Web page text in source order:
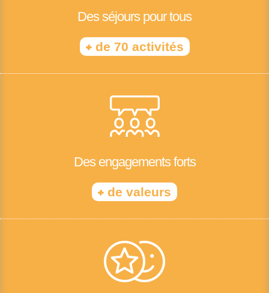
Des séjours pour tous
+de 70 activités
Des engagements forts
+ de valeurs